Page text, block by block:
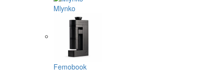
Mlynko
Femobook